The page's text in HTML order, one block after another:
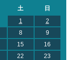
土
日
1
2
8
9
15
16
22
23